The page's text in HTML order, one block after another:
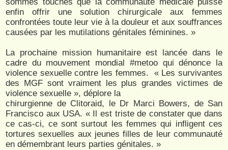
sommes touchés que la communauté médicale puisse
enfin offrir une solution chirurgicale aux femmes
confrontées toute leur vie à la douleur et aux souffrances
causées par les mutilations génitales féminines. »
La prochaine mission humanitaire est lancée dans le
cadre du mouvement mondial #metoo qui dénonce la
violence sexuelle contre les femmes. « Les survivantes
des MGF sont vraiment les plus grandes victimes de
violence sexuelle », déplore la
chirurgienne de Clitoraid, le Dr Marci Bowers, de San
Francisco aux USA. « Il est triste de constater que dans
ce cas-ci, ce sont surtout les femmes qui infligent ces
tortures sexuelles aux jeunes filles de leur communauté
en démembrant leurs parties génitales. »